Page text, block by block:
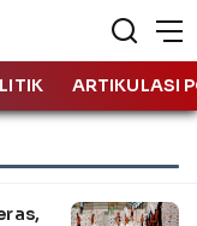
ARTIKULASI